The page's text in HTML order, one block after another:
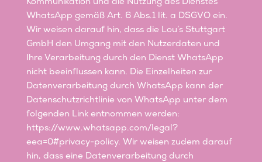
Kommunikation und die Nutzung des Dienstes
WhatsApp gemäß Art. 6 Abs.1 lit. a DSGVO ein.
Wir weisen darauf hin, dass die Lou’s Stuttgart
GmbH den Umgang mit den Nutzerdaten und
Ihre Verarbeitung durch den Dienst WhatsApp
nicht beeinflussen kann. Die Einzelheiten zur
Datenverarbeitung durch WhatsApp kann der
Datenschutzrichtlinie von WhatsApp unter dem
folgenden Link entnommen werden:
https://www.whatsapp.com/legal?
eea=0#privacy-policy. Wir weisen zudem darauf
hin, dass eine Datenverarbeitung durch